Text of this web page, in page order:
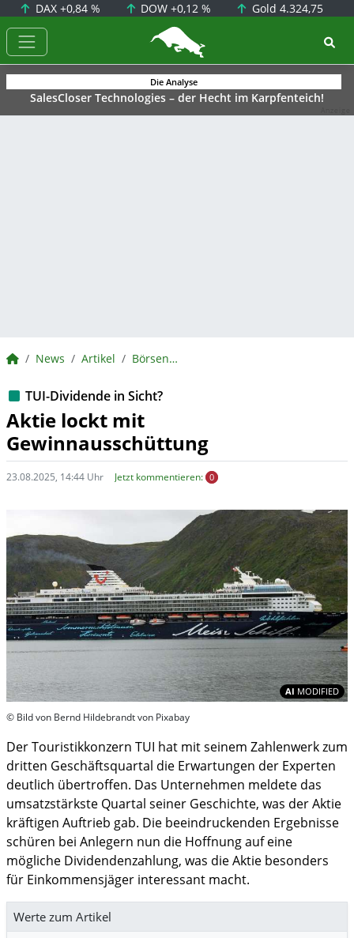
DAX +0,84 % DOW+0,12 % Gold 4.324,75
BörsenNEWS.de
Die Analyse
SalesCloser Technologies – der Hecht im Karpfenteich!
BörsenNEWS.de
News Artikel BörsenNEWS.de
TUI-Dividende in Sicht?
Aktie lockt mit
Gewinnausschüttung
23.08.2025, 14:44 Uhr Jetzt kommentieren: 0
AI MODIFIED
© Bild von Bernd Hildebrandt von Pixabay
Der Touristikkonzern TUI hat mit seinem Zahlenwerk zum
dritten Geschäftsquartal die Erwartungen der Experten
deutlich übertroffen. Das Unternehmen meldete das
umsatzstärkste Quartal seiner Geschichte, was der Aktie
kräftigen Auftrieb gab. Die beeindruckenden Ergebnisse
schüren bei Anlegern nun die Hoffnung auf eine
mögliche Dividendenzahlung, was die Aktie besonders
für Einkommensjäger interessant macht.
Werte zum Artikel